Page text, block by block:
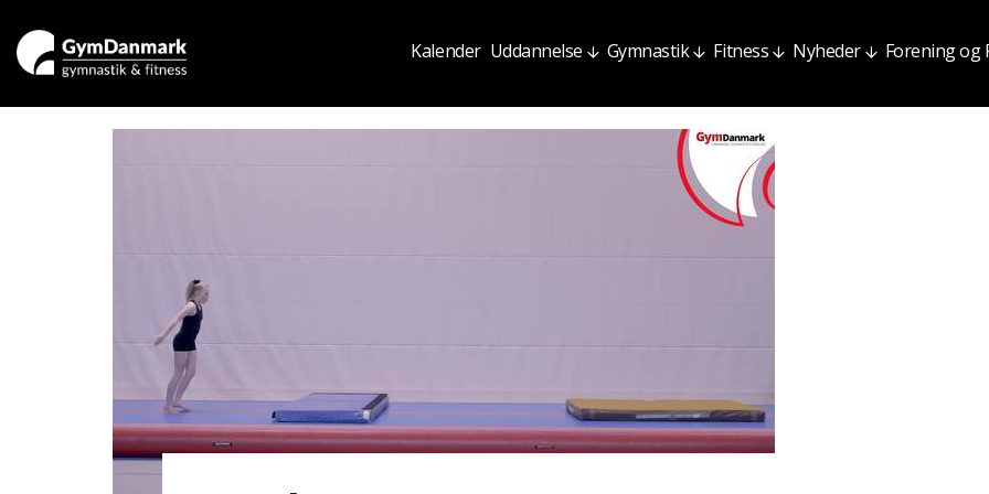
Kalender Uddannelse Gymnastik Fitness Nyheder Forening og